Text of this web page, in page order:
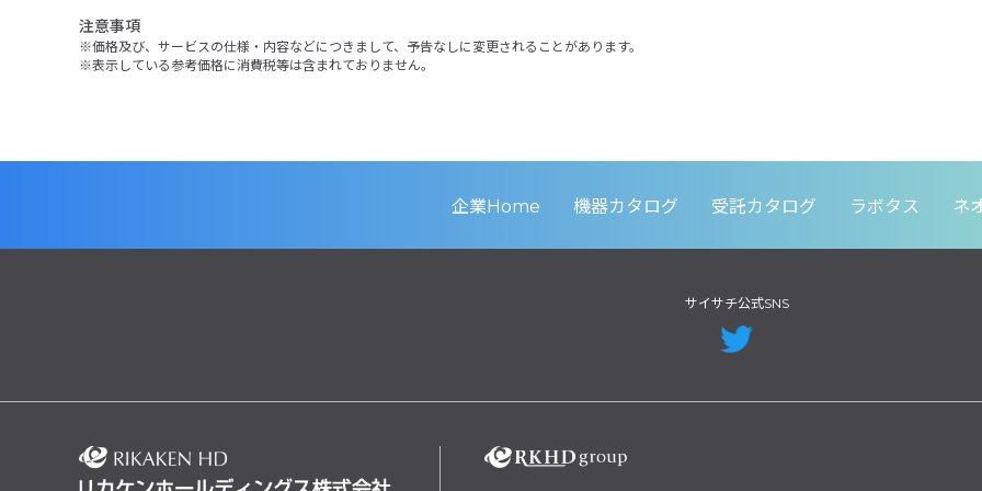
注意事項
価格及び、サービスの仕様・内容などにつきまして、予告なしに変更されることがあります。
表示している参考価格に消費税等は含まれておりません。
企業Home 機器カタログ 受託カタログ ラボタス ネ
サイサチ公式SNS